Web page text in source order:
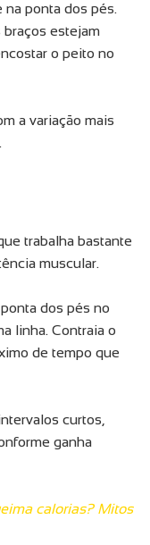
na ponta dos pés.
braços estejam
o peito no
a variação mais
trabalha bastante
muscular.
dos pés no
linha. Contraia o
de tempo que
curtos,
ganha
calorias? Mitos